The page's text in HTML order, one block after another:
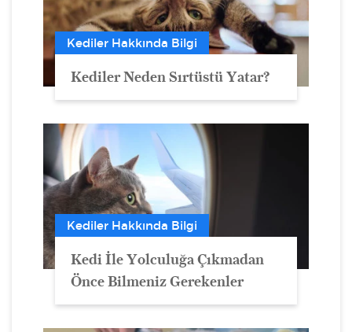
Kediler Hakkında Bilgi
Kediler Neden Sırtüstü Yatar?
Kediler Hakkında Bilgi
Kedi İle Yolculuğa Çıkmadan
Önce Bilmeniz Gerekenler